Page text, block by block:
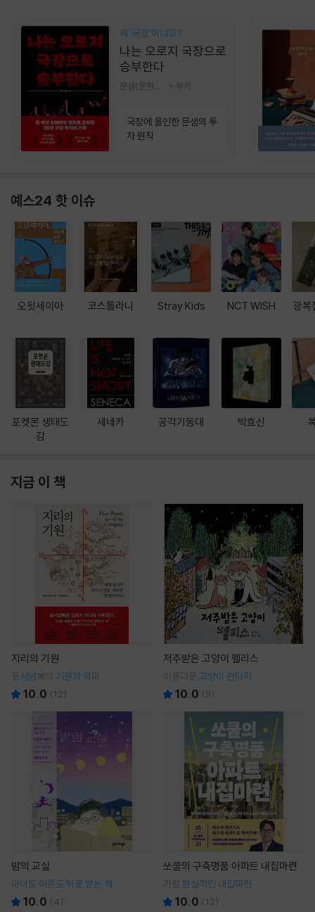
왜 ‘국장‘이냐고?
나는 오로지 국장으로
승부한다
부키
국장에 올인한 문샘의 투
자 원칙
예스24 핫 이슈
오뒷세이아
포켓몬 생태도
감
코스톨라니
세네카
Stray Kids
공각기동대
NCT WISH
박효신
광복
지금 이 책
지리의 기원
동서남북의 기원과 의미
10.0 (12)
저주받은 고양이 펠리스
아름다운 고양이 판타지
10.0 (9)
밤의 교실
아이도 어른도 위로 받는 책
10.0 (4)
쏘쿨의 구축명품 아파트 내집마련
가장 현실적인 내집마련
10.0 (12)